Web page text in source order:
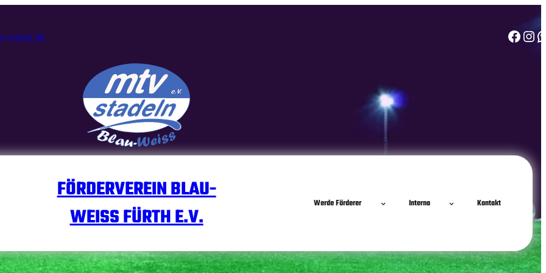
weiss.de Facebook Instagram WhatsApp
FÖRDERVEREIN BLAU-
WEISS FÜRTH E.V.
Werde Förderer Interna Kontakt